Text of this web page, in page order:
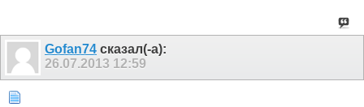
Gofan74 сказал(-а):
26.07.2013 12:59